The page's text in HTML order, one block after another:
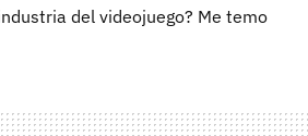
del videojuego? Me temo